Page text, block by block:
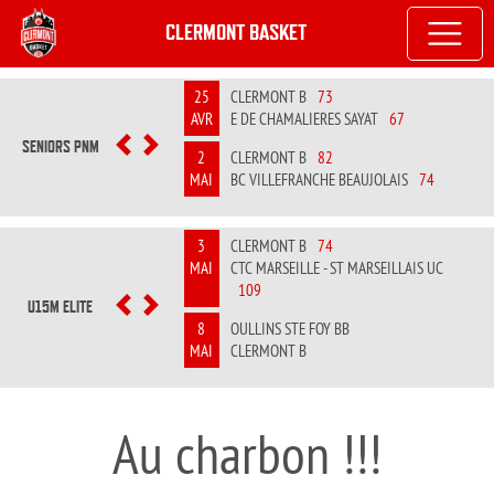
CLERMONT BASKET
SENIORS PNM PREVIOUS
NEXT
25
AVR
CLERMONT B 73
E DE CHAMALIERES SAYAT 67
2
MAI
CLERMONT B 82
BC VILLEFRANCHE BEAUJOLAIS 74
U15M ELITE PREVIOUS
NEXT
3
MAI
CLERMONT B 74
CTC MARSEILLE - ST MARSEILLAIS UC
109
8
MAI
OULLINS STE FOY BB
CLERMONT B
Au charbon !!!